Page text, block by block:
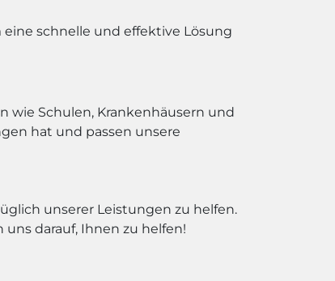
schnelle und effektive Lösung
wie Schulen, Krankenhäusern und
hat und passen unsere
unserer Leistungen zu helfen.
darauf, Ihnen zu helfen!